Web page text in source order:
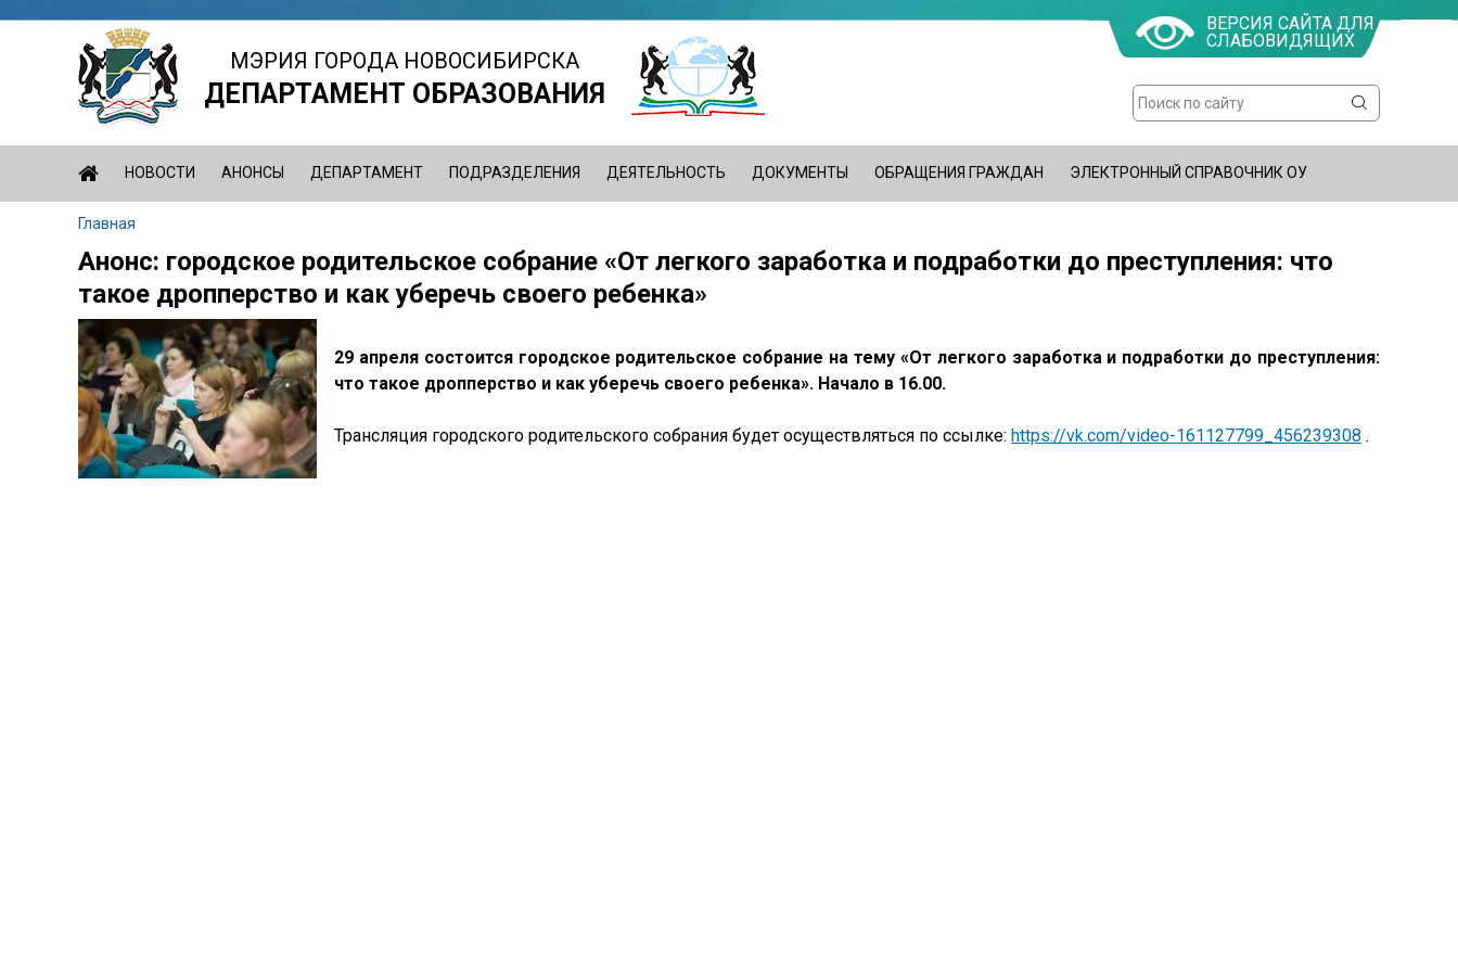
Jump
МЭРИЯ ГОРОДА НОВОСИБИРСКА
ДЕПАРТАМЕНТ ОБРАЗОВАНИЯ
Форма
поиска
Поиск
ВЕРСИЯ САЙТА ДЛЯ
СЛАБОВИДЯЩИХ
НОВОСТИ АНОНСЫ ДЕПАРТАМЕНТ ПОДРАЗДЕЛЕНИЯ ДЕЯТЕЛЬНОСТЬ ДОКУМЕНТЫ ОБРАЩЕНИЯ ГРАЖДАН ЭЛЕКТРОННЫЙ СПРАВОЧНИК ОУ
Вы
здесь
Главная
Back
to
top
Анонс: городское родительское собрание «От легкого заработка и подработки до преступления: что
такое дропперство и как уберечь своего ребенка»
29 апреля состоится городское родительское собрание на тему «От легкого заработка и подработки до преступления:
что такое дропперство и как уберечь своего ребенка». Начало в 16.00.
Трансляция городского родительского собрания будет осуществляться по ссылке: https://vk.com/video-161127799_456239308 .